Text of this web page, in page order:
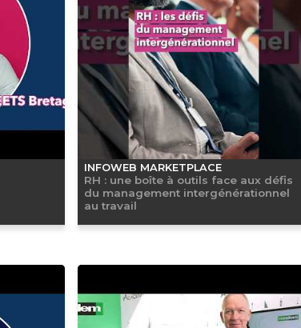
INFOWEB MARKETPLACE
RH : une boîte à outils face aux défis
du management intergénérationnel
au travail